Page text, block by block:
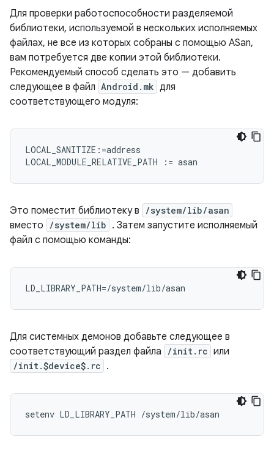
Для проверки работоспособности разделяемой
библиотеки, используемой в нескольких исполняемых
файлах, не все из которых собраны с помощью ASan,
вам потребуется две копии этой библиотеки.
Рекомендуемый способ сделать это — добавить
следующее в файл Android.mk для
соответствующего модуля:
LOCAL_SANITIZE:=address
Это поместит библиотеку в /system/lib/asan
вместо /system/lib . Затем запустите исполняемый
файл с помощью команды:
LD_LIBRARY_PATH=/system/lib/asan
Для системных демонов добавьте следующее в
соответствующий раздел файла
/init.rc или
/init.$device$.rc .